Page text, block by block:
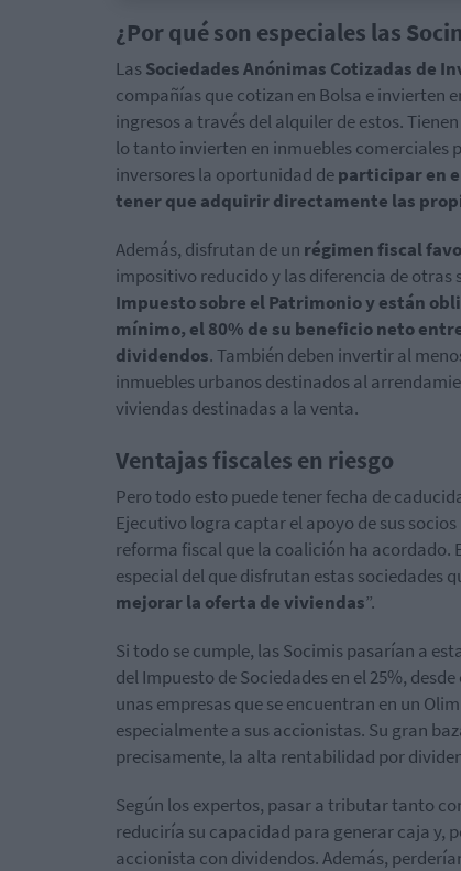
¿Por qué son especiales las
LasSociedades Anónimas Cotizadas de
compañías que cotizan en Bolsa e invierten
ingresos a través del alquiler de estos.
lo tanto invierten en inmuebles comerciales
inversores la oportunidad departicipar en
tener que adquirir directamente las
Además, disfrutan de un régimen fiscal
impositivo reducido y las diferencia de otras
Impuesto sobre el Patrimonio y están
mínimo, el 80% de su beneficio neto
dividendos. También deben invertir al
inmuebles urbanos destinados al
viviendas destinadas a la venta.
Ventajas fiscales en riesgo
Pero todo esto puede tener fecha de
Ejecutivo logra captar el apoyo de sus
reforma fiscal que la coalición ha acordado.
especial del que disfrutan estas sociedades
mejorar la oferta de viviendas”.
Si todo se cumple, las Socimis pasarían a
del Impuesto de Sociedades en el 25%,
unas empresas que se encuentran en un
especialmente a sus accionistas. Su gran
precisamente, la alta rentabilidad por
Según los expertos, pasar a tributar tanto
reduciría su capacidad para generar caja y,
accionista con dividendos. Además,